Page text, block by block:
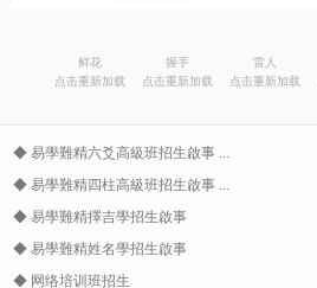
鲜花
点击重新加载
握手
点击重新加载
雷人
点击重新加载
◆ 易學難精六爻高級班招生啟事 ...
◆ 易學難精四柱高級班招生啟事 ...
◆ 易學難精擇吉學招生啟事
◆ 易學難精姓名學招生啟事
◆ 网络培训班招生